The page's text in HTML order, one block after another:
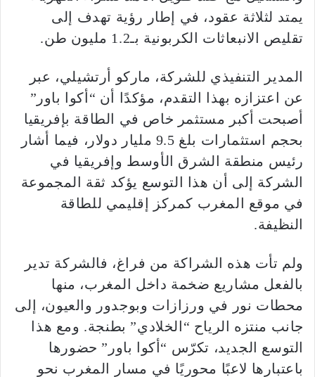
يمتد لثلاثة عقود، في إطار رؤية تهدف إلى
تقليص الانبعاثات الكربونية بـ1.2 مليون طن.
المدير التنفيذي للشركة، ماركو أرتشيلي، عبر
عن اعتزازه بهذا التقدم، مؤكدًا أن “أكوا باور”
أصبحت أكبر مستثمر خاص في الطاقة بإفريقيا
بحجم استثمارات بلغ 9.5 مليار دولار، فيما أشار
رئيس منطقة الشرق الأوسط وإفريقيا في
الشركة إلى أن هذا التوسع يؤكد ثقة المجموعة
في موقع المغرب كمركز إقليمي للطاقة
النظيفة.
ولم تأت هذه الشراكة من فراغ، فالشركة تدير
بالفعل مشاريع ضخمة داخل المغرب، منها
محطات نور في ورزازات وبوجدور والعيون، إلى
جانب منتزه الرياح “الخلادي” بطنجة. ومع هذا
التوسع الجديد، تكرّس “أكوا باور” حضورها
باعتبارها لاعبًا محوريًا في مسار المغرب نحو